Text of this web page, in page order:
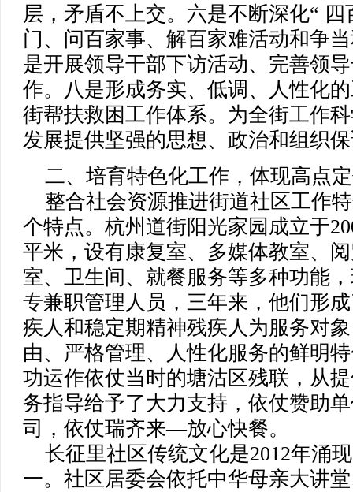
层，矛盾不上交。六是不断深化“
门、问百家事、解百家难活动和争
是开展领导干部下访活动、完善领
作。八是形成务实、低调、人性化
街帮扶救困工作体系。为全街工作
发展提供坚强的思想、政治和组织
二、培育特色化工作，体现高点
整合社会资源推进街道社区工作
个特点。杭州道街阳光家园成立于
平米，设有康复室、多媒体教室、
室、卫生间、就餐服务等多种功能
专兼职管理人员，三年来，他们形
疾人和稳定期精神残疾人为服务对
由、严格管理、人性化服务的鲜明
功运作依仗当时的塘沽区残联，从
务指导给予了大力支持，依仗赞助
司，依仗瑞齐来—放心快餐。
长征里社区传统文化是2012年涌
一。社区居委会依托中华母亲大讲